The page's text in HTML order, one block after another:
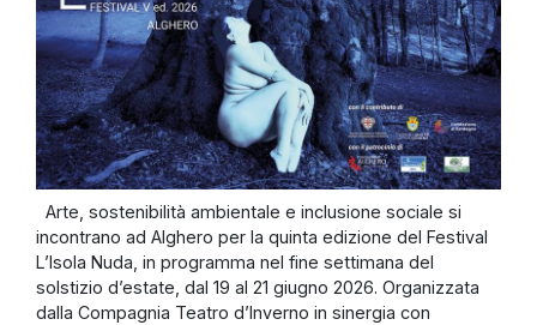
Arte, sostenibilità ambientale e inclusione sociale si
incontrano ad Alghero per la quinta edizione del Festival
L’Isola Nuda, in programma nel fine settimana del
solstizio d’estate, dal 19 al 21 giugno 2026. Organizzata
dalla Compagnia Teatro d’Inverno in sinergia con